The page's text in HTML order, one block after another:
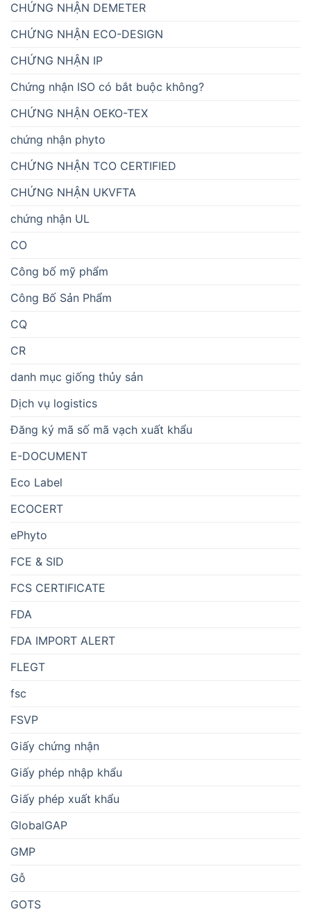
CHỨNG NHẬN DEMETER
CHỨNG NHẬN ECO-DESIGN
CHỨNG NHẬN IP
Chứng nhận ISO có bắt buộc không?
CHỨNG NHẬN OEKO-TEX
chứng nhận phyto
CHỨNG NHẬN TCO CERTIFIED
CHỨNG NHẬN UKVFTA
chứng nhận UL
CO
Công bố mỹ phẩm
Công Bố Sản Phẩm
CQ
CR
danh mục giống thủy sản
Dịch vụ logistics
Đăng ký mã số mã vạch xuất khẩu
E-DOCUMENT
Eco Label
ECOCERT
ePhyto
FCE & SID
FCS CERTIFICATE
FDA
FDA IMPORT ALERT
FLEGT
fsc
FSVP
Giấy chứng nhận
Giấy phép nhập khẩu
Giấy phép xuất khẩu
GlobalGAP
GMP
Gỗ
GOTS